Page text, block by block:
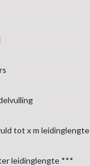
tot x m leidinglengte
leidinglengte ***